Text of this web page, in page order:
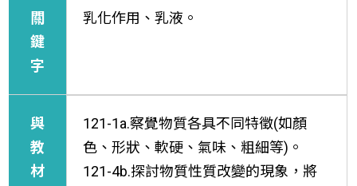
關
鍵
字
乳化作用、乳液。
與
教
材
121-1a.察覺物質各具不同特徵(如顏
色、形狀、軟硬、氣味、粗細等)。
121-4b.探討物質性質改變的現象，將